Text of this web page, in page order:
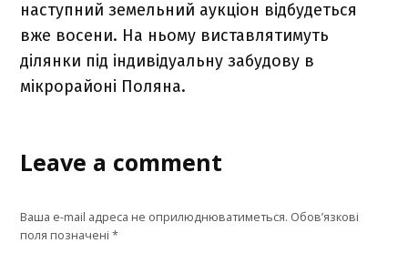
наступний земельний аукціон відбудеться
вже восени. На ньому виставлятимуть
ділянки під індивідуальну забудову в
мікрорайоні Поляна.
Leave a comment
Ваша e-mail адреса не оприлюднюватиметься. Обов’язкові
поля позначені*